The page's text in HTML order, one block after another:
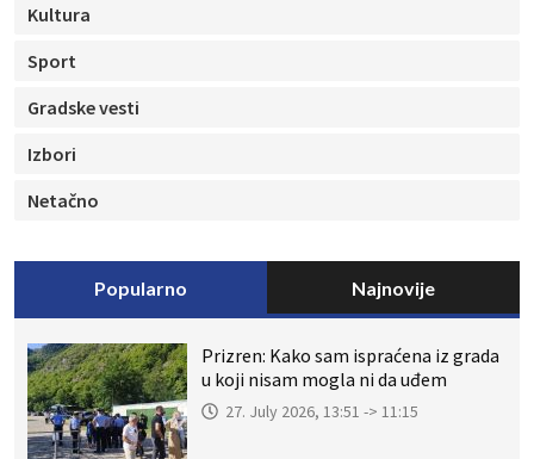
Kultura
Sport
Gradske vesti
Izbori
Netačno
Popularno Najnovije
Prizren: Kako sam ispraćena iz grada
u koji nisam mogla ni da uđem
27. July 2026, 13:51 -> 11:15